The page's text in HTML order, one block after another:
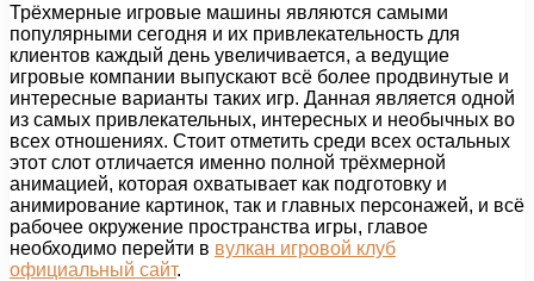
Трёхмерные игровые машины являются самыми
популярными сегодня и их привлекательность для
клиентов каждый день увеличивается, а ведущие
игровые компании выпускают всё более продвинутые и
интересные варианты таких игр. Данная является одной
из самых привлекательных, интересных и необычных во
всех отношениях. Стоит отметить среди всех остальных
этот слот отличается именно полной трёхмерной
анимацией, которая охватывает как подготовку и
анимирование картинок, так и главных персонажей, и всё
рабочее окружение пространства игры, главое
необходимо перейти в вулкан игровой клуб
официальный сайт.